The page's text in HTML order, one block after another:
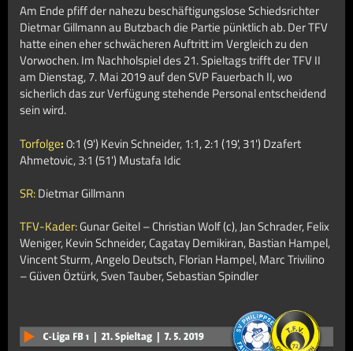
Am Ende pfiff der nahezu beschäftigungslose Schiedsrichter
Dietmar Gillmann au Butzbach die Partie pünktlich ab. Der TFV
hatte einen eher schwächeren Auftritt im Vergleich zu den
Vorwochen. Im Nachholspiel des 21. Spieltags trifft der TFV II
am Dienstag, 7. Mai 2019 auf den SVP Fauerbach II, wo
sicherlich das zur Verfügung stehende Personal entscheidend
sein wird.
Torfolge:0:1 (9') Kevin Schneider, 1:1, 2:1 (19', 31') Dzafert
Ahmetovic, 3:1 (51') Mustafa Idic
SR:Dietmar Gillmann
TFV-Kader:Gunar Geitel – Christian Wolf (c), Jan Schrader, Felix
Weniger, Kevin Schneider, Cagatay Demikiran, Bastian Hampel,
Vincent Sturm, Angelo Deutsch, Florian Hampel, Marc Trivilino
– Güven Öztürk, Sven Tauber, Sebastian Spindler